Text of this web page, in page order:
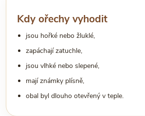
Kdy ořechy vyhodit
jsou hořké nebo žluklé,
zapáchají zatuchle,
jsou vlhké nebo slepené,
mají známky plísně,
obal byl dlouho otevřený v teple.